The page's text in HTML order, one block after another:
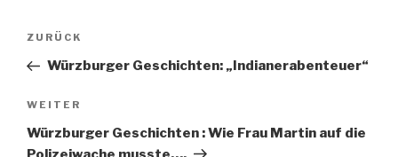
Beitragsnavigation
Vorheriger
Beitrag
ZURÜCK
Würzburger Geschichten: „Indianerabenteuer“
Nächster
Beitrag
WEITER
Würzburger Geschichten : Wie Frau Martin auf die